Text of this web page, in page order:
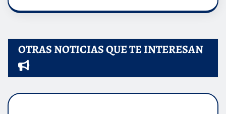
OTRAS NOTICIAS QUE TE INTERESAN